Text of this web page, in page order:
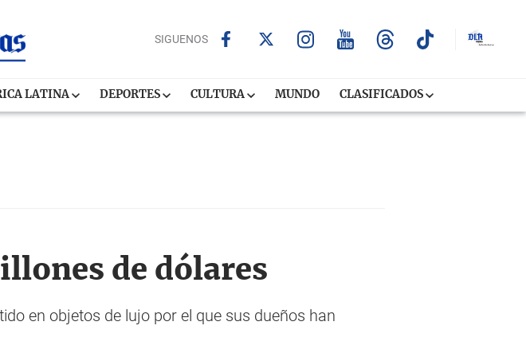
SIGUENOS
LATINA DEPORTES CULTURA MUNDO CLASIFICADOS
de dólares
en objetos de lujo por el que sus dueños han